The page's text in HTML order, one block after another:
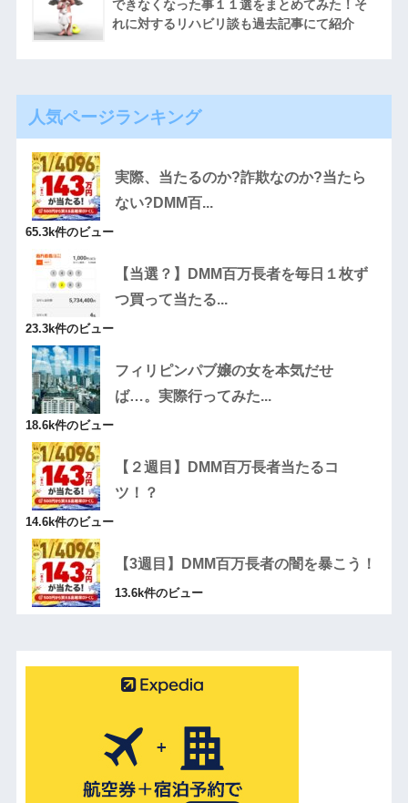
できなくなった事１１選をまとめてみた！そ
れに対するリハビリ談も過去記事にて紹介
人気ページランキング
実際、当たるのか?詐欺なのか?当たら
ない?DMM百...
65.3k件のビュー
【当選？】DMM百万長者を毎日１枚ず
つ買って当たる...
23.3k件のビュー
フィリピンパブ嬢の女を本気だせ
ば…。実際行ってみた...
18.6k件のビュー
【２週目】DMM百万長者当たるコ
ツ！？
14.6k件のビュー
【3週目】DMM百万長者の闇を暴こう！
13.6k件のビュー